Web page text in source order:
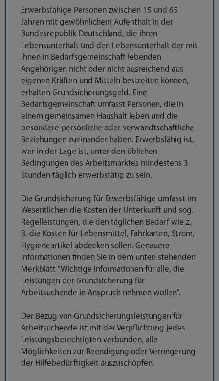
Erwerbsfähige Personen zwischen 15 und 65
Jahren mit gewöhnlichem Aufenthalt in der
Bundesrepublik Deutschland, die ihren
Lebensunterhalt und den Lebensunterhalt der mit
ihnen in Bedarfsgemeinschaft lebenden
Angehörigen nicht oder nicht ausreichend aus
eigenen Kräften und Mitteln bestreiten können,
erhalten Grundsicherungsgeld. Eine
Bedarfsgemeinschaft umfasst Personen, die in
einem gemeinsamen Haushalt leben und die
besondere persönliche oder verwandtschaftliche
Beziehungen zueinander haben. Erwerbsfähig ist,
wer in der Lage ist, unter den üblichen
Bedingungen des Arbeitsmarktes mindestens 3
Stunden täglich erwerbstätig zu sein.
Die Grundsicherung für Erwerbsfähige umfasst im
Wesentlichen die Kosten der Unterkunft und sog.
Regelleistungen, die den täglichen Bedarf wie z.
B. die Kosten für Lebensmittel, Fahrkarten, Strom,
Hygieneartikel abdecken sollen. Genauere
Informationen finden Sie in dem unten stehenden
Merkblatt "Wichtige Informationen für alle, die
Leistungen der Grundsicherung für
Arbeitsuchende in Anspruch nehmen wollen".
Der Bezug von Grundsicherungsleistungen für
Arbeitsuchende ist mit der Verpflichtung jedes
Leistungsberechtigten verbunden, alle
Möglichkeiten zur Beendigung oder Verringerung
der Hilfebedürftigkeit auszuschöpfen.